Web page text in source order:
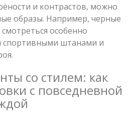
и контрастов, можно
образы. Например, черные
особенно
спортивными штанами и
со стилем: как
с повседневной